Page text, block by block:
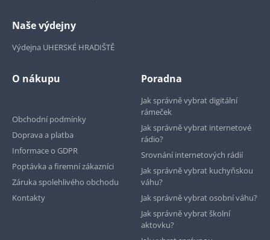
Naše výdejny
Výdejna UHERSKÉ HRADIŠTĚ
O nákupu
Obchodní podmínky
Doprava a platba
Informace o GDPR
Poptávka a firemní zákazníci
Záruka spolehlivého obchodu
Kontakty
Poradna
Jak správně vybrat digitální
rámeček
Jak správně vybrat internetové
rádio?
Srovnání internetových rádií
Jak správně vybrat kuchyňskou
váhu?
Jak správně vybrat osobní váhu?
Jak správně vybrat školní
aktovku?